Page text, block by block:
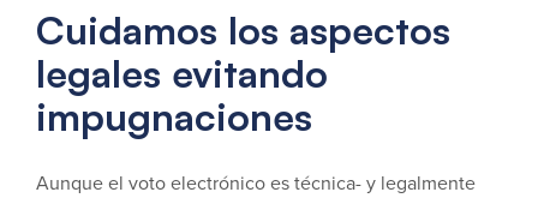
Cuidamos los aspectos
legales evitando
impugnaciones
Aunque el voto electrónico es técnica- y legalmente